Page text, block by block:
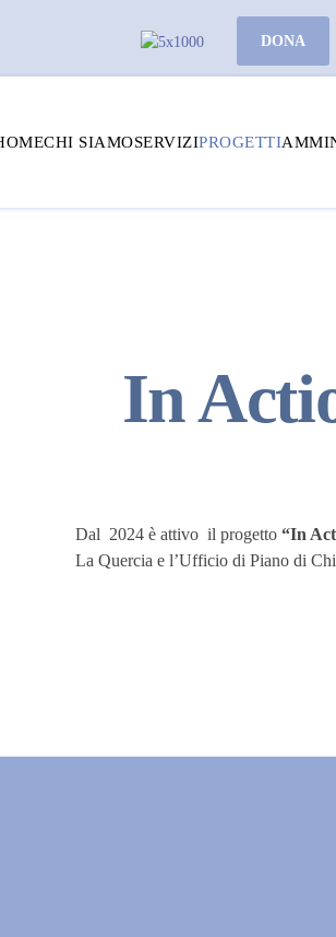
DONA
CHI SIAMOSERVIZIPROGETTI
In
Dal 2024 è attivo il progetto “In
La Quercia e l’Ufficio di Piano di